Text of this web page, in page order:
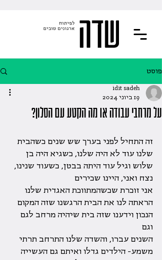
פוסט
על מרחבי עבודה או מה הקטע עם הסלון?
idit sadeh
19 ביוני 2024
זה התחיל לפני בערך שש שנים כשהבית
שלנו עוד לא היה שלנו, כשגיא היה בן
שלוש וגיל עוד היתה בבטן, כשעוד שנינו,
נצח ואני, היינו שכירים
אני זוכרת שכשהמתווכת האגדית שלנו
הראתה לנו את הבית הרגשנו שזה המקום
הנכון וידענו שזה בית שיהיה מרחב לגם
וגם
השנים עברו, והשדה שלנו התרחב תרתי
משמע- הילדים גדלו ואיתם גם העשייה